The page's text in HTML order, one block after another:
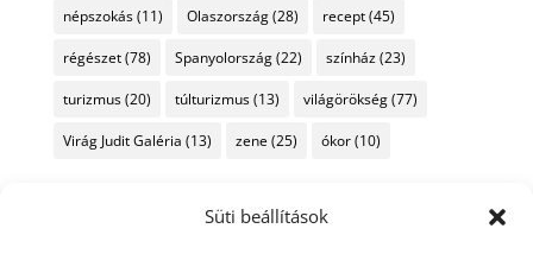
Süti beállítások
népszokás(11) Olaszország(28) recept(45)
régészet(78) Spanyolország(22) színház(23)
turizmus(20) túlturizmus(13) világörökség(77)
Virág Judit Galéria (13) zene (25) ókor(10)